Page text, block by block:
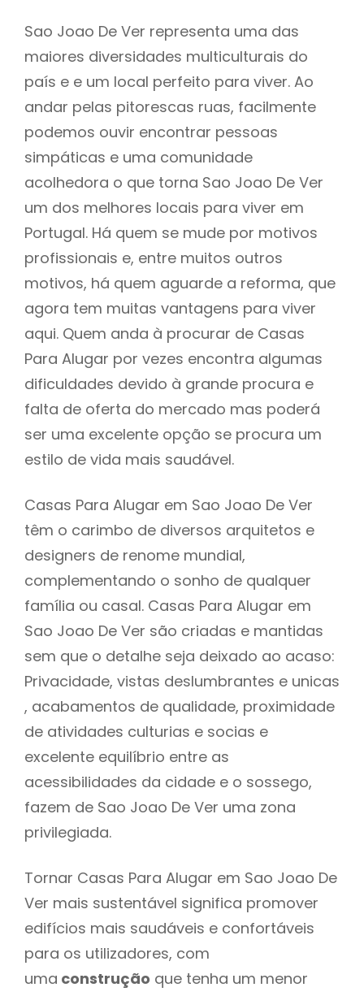
Sao Joao De Ver representa uma das
maiores diversidades multiculturais do
país e e um local perfeito para viver. Ao
andar pelas pitorescas ruas, facilmente
podemos ouvir encontrar pessoas
simpáticas e uma comunidade
acolhedora o que torna Sao Joao De Ver
um dos melhores locais para viver em
Portugal. Há quem se mude por motivos
profissionais e, entre muitos outros
motivos, há quem aguarde a reforma, que
agora tem muitas vantagens para viver
aqui. Quem anda à procurar de Casas
Para Alugar por vezes encontra algumas
dificuldades devido à grande procura e
falta de oferta do mercado mas poderá
ser uma excelente opção se procura um
estilo de vida mais saudável.
Casas Para Alugar em Sao Joao De Ver
têm o carimbo de diversos arquitetos e
designers de renome mundial,
complementando o sonho de qualquer
família ou casal. Casas Para Alugar em
Sao Joao De Ver são criadas e mantidas
sem que o detalhe seja deixado ao acaso:
Privacidade, vistas deslumbrantes e unicas
, acabamentos de qualidade, proximidade
de atividades culturias e socias e
excelente equilíbrio entre as
acessibilidades da cidade e o sossego,
fazem de Sao Joao De Ver uma zona
privilegiada.
Tornar Casas Para Alugar em Sao Joao De
Ver mais sustentável significa promover
edifícios mais saudáveis e confortáveis
para os utilizadores, com
uma construção que tenha um menor